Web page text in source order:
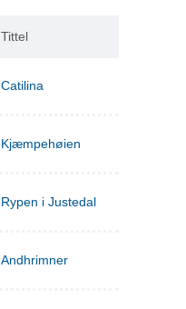
Tittel
Catilina
Kjæmpehøien
Rypen i Justedal
Andhrimner